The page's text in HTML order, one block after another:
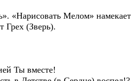
«Нарисовать Мелом»
Грех (Зверь).
Ты вместе!